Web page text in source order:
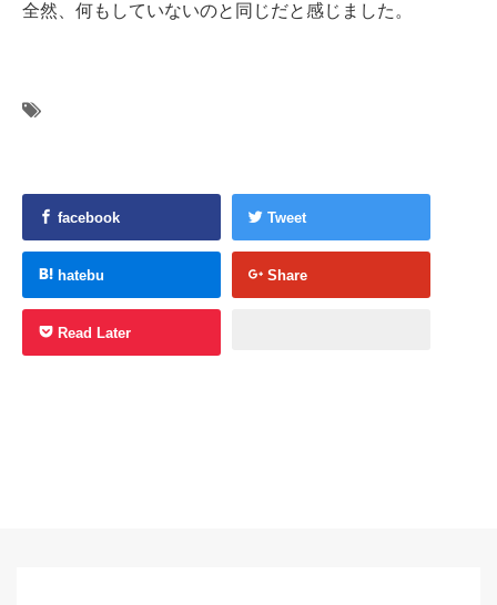
全然、何もしていないのと同じだと感じました。
facebook Tweet
hatebu Share
Read Later